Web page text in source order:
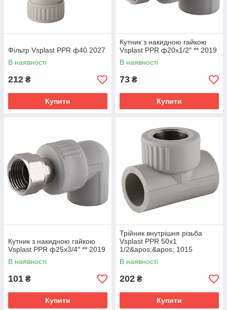
Фільтр Vsplast PPR ф40 2027
В наявності
212 ₴
Купити
Кутник з накидною гайкою
Vsplast PPR ф20х1/2″ ** 2019
В наявності
73 ₴
Купити
Кутник з накидною гайкою
Vsplast PPR ф25х3/4″ ** 2019
В наявності
101 ₴
Купити
Трійник внутрішня різьба
Vsplast PPR 50х1
1/2&apos;&apos; 1015
В наявності
202 ₴
Купити